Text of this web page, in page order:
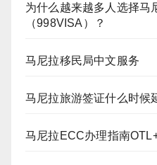
为什么越来越多人选择马
（998VISA）？
马尼拉移民局中文服务
马尼拉旅游签证什么时候
马尼拉ECC办理指南